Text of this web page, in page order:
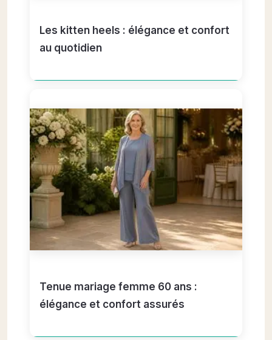
Les kitten heels : élégance et confort
au quotidien
Tenue mariage femme 60 ans :
élégance et confort assurés